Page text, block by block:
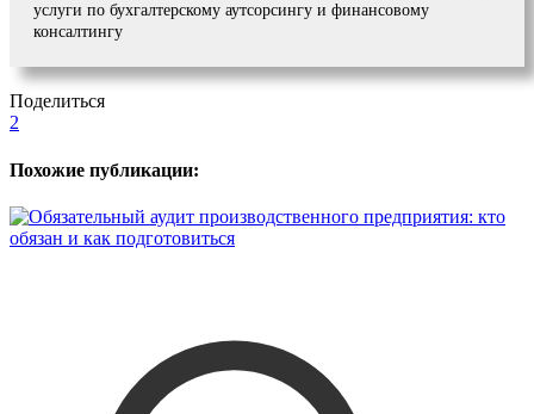
услуги по бухгалтерскому аутсорсингу и финансовому
консалтингу
Поделиться
2
Похожие публикации: